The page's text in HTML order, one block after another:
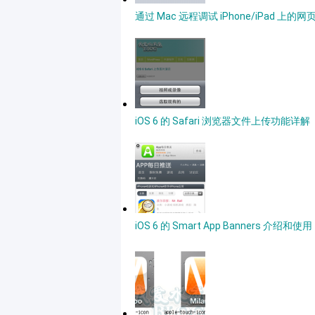
通过 Mac 远程调试 iPhone/iPad 上的网
iOS 6 的 Safari 浏览器文件上传功能详解
iOS 6 的 Smart App Banners 介绍和使用